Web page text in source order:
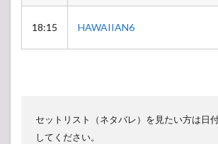
18:15 HAWAIIAN6
セットリスト（ネタバレ）を見たい方は日
してください。